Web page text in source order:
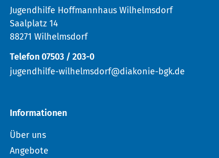
Jugendhilfe Hoffmannhaus Wilhelmsdorf
Saalplatz 14
88271 Wilhelmsdorf
Telefon 07503 / 203-0
jugendhilfe-wilhelmsdorf@diakonie-bgk.de
Informationen
Über uns
Angebote